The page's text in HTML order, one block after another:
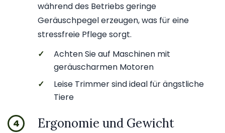
während des Betriebs geringe
Geräuschpegel erzeugen, was für eine
stressfreie Pflege sorgt.
✓
Achten Sie auf Maschinen mit
geräuscharmen Motoren
✓
Leise Trimmer sind ideal für ängstliche
Tiere
4 Ergonomie und Gewicht